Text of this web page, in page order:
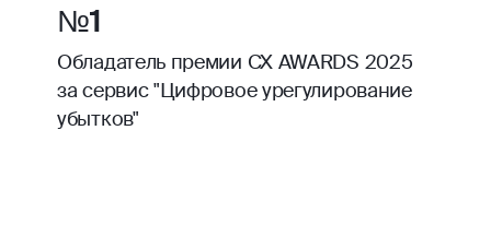
№1
Обладатель премии CX AWARDS 2025
за сервис "Цифровое урегулирование
убытков"